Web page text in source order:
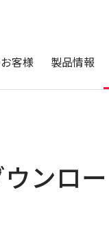
客様 製品情報
ンロ